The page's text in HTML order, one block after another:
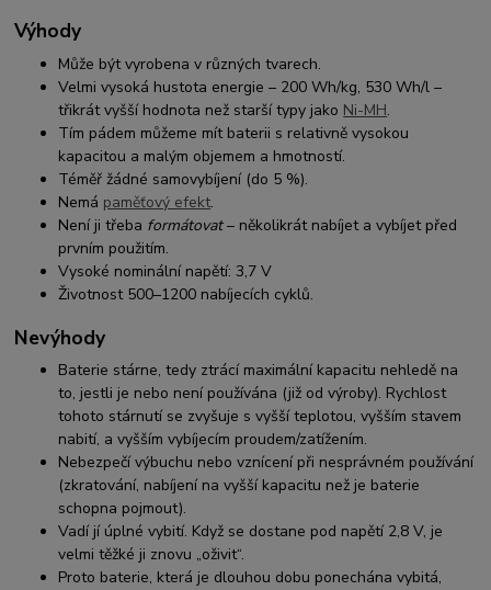
Výhody
Může být vyrobena v různých tvarech.
Velmi vysoká hustota energie – 200 Wh/kg, 530 Wh/l –
třikrát vyšší hodnota než starší typy jako Ni-MH.
Tím pádem můžeme mít baterii s relativně vysokou
kapacitou a malým objemem a hmotností.
Téměř žádné samovybíjení (do 5 %).
Nemá paměťový efekt.
Není ji třeba formátovat– několikrát nabíjet a vybíjet před
prvním použitím.
Vysoké nominální napětí: 3,7 V
Životnost 500–1200 nabíjecích cyklů.
Nevýhody
Baterie stárne, tedy ztrácí maximální kapacitu nehledě na
to, jestli je nebo není používána (již od výroby). Rychlost
tohoto stárnutí se zvyšuje s vyšší teplotou, vyšším stavem
nabití, a vyšším vybíjecím proudem/zatížením.
Nebezpečí výbuchu nebo vznícení při nesprávném používání
(zkratování, nabíjení na vyšší kapacitu než je baterie
schopna pojmout).
Vadí jí úplné vybití. Když se dostane pod napětí 2,8 V, je
velmi těžké ji znovu „oživit“.
Proto baterie, která je dlouhou dobu ponechána vybitá,